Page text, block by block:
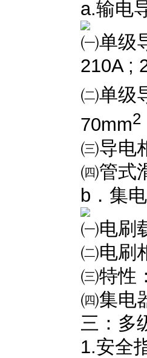
a.输电
㈠单级
210A ;
㈡单级
70mm2
㈢导电
㈣管式
b．集
㈠电刷
㈡电刷
㈢特性
㈣集电
三： 多
1.安全